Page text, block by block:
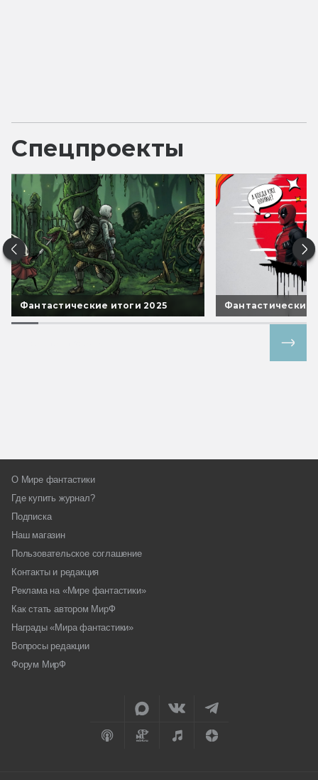
Спецпроекты
Фантастические итоги 2025 Фантастические
О Мире фантастики
Где купить журнал?
Подписка
Наш магазин
Пользовательское соглашение
Контакты и редакция
Реклама на «Мире фантастики»
Как стать автором МирФ
Награды «Мира фантастики»
Вопросы редакции
Форум МирФ